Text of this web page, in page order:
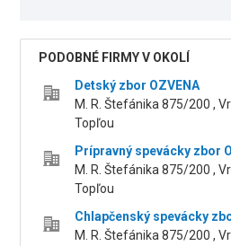
PODOBNÉ FIRMY V OKOLÍ
Detský zbor OZVENA
M. R. Štefánika 875/200 ,
Topľou
Prípravný spevácky zbor
M. R. Štefánika 875/200 ,
Topľou
Chlapčenský spevácky
M. R. Štefánika 875/200 ,